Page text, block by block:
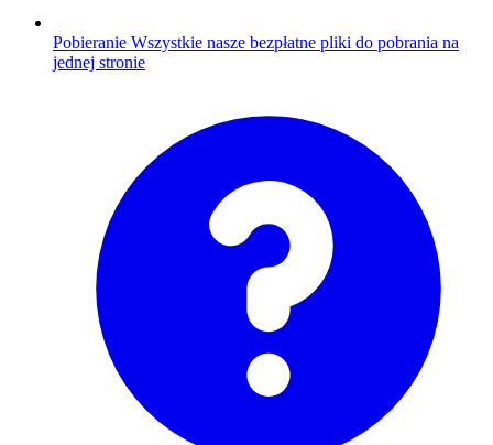
Pobieranie Wszystkie nasze bezpłatne pliki do pobrania na
jednej stronie